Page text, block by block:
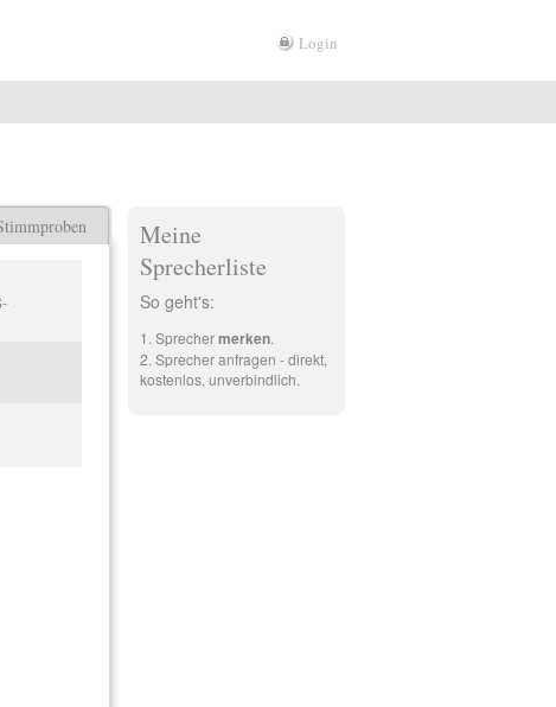
Login
Meine
Sprecherliste
So geht's:
Sprechermerken.
Sprecher anfragen - direkt,
kostenlos, unverbindlich.